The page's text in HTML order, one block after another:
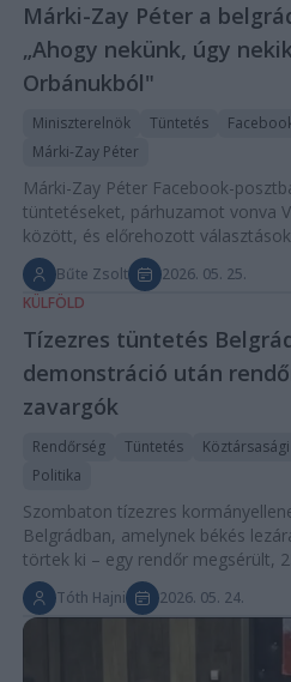
Márki-Zay Péter a
„Ahogy nekünk, úgy
Orbánukból"
Miniszterelnök Tüntetés
Márki-Zay Péter
Márki-Zay Péter Facebook-
tüntetéseket, párhuzamot vonva
között, és előrehozott
Bűte Zsolt
2026. 05. 25.
KÜLFÖLD
Tízezres tüntetés
demonstráció után
zavargók
Rendőrség Tüntetés
Politika
Szombaton tízezres
Belgrádban, amelynek békés
törtek ki – egy rendőr megsérült,
Tóth Hajni 2026. 05. 24.